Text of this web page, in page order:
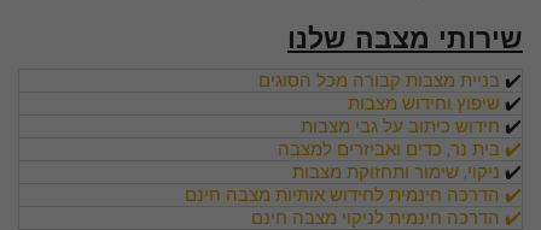
שירותי מצבה שלנו
✔️ בניית מצבות קבורה מכל הסוגים
✔️ שיפוץ וחידוש מצבות
✔️ חידוש כיתוב על גבי מצבות
✔️ בית נר, כדים ואביזרים למצבה
✔️ ניקוי, שימור ותחזוקת מצבות
✔️ הדרכה חינמית לחידוש אותיות מצבה חינם
✔️ הדרכה חינמית לניקוי מצבה חינם